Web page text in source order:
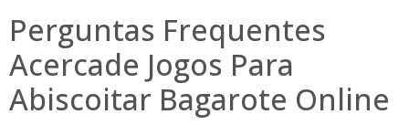
Perguntas Frequentes
Acercade Jogos Para
Abiscoitar Bagarote Online